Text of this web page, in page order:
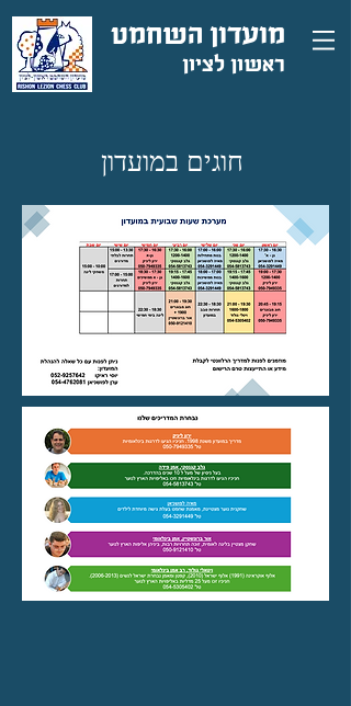
מועדון השחמט
ראשון לציון
חוגים במועדון